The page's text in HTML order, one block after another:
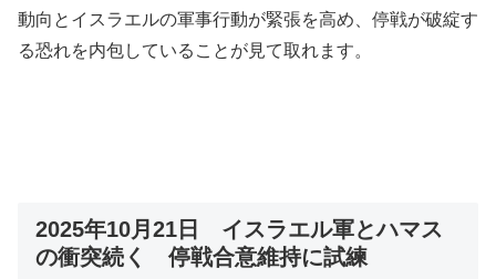
動向とイスラエルの軍事行動が緊張を高め、停戦が破綻す
る恐れを内包していることが見て取れます。
2025年10月21日 イスラエル軍とハマス
の衝突続く 停戦合意維持に試練